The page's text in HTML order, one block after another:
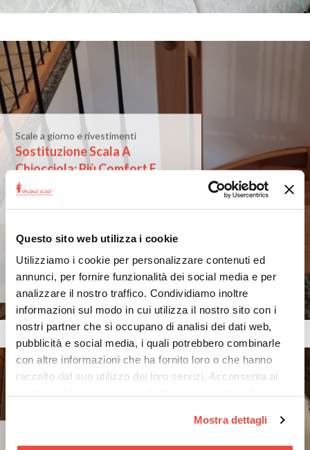
Questo sito web utilizza i cookie
Utilizziamo i cookie per personalizzare contenuti ed
annunci, per fornire funzionalità dei social media e per
analizzare il nostro traffico. Condividiamo inoltre
informazioni sul modo in cui utilizza il nostro sito con i
nostri partner che si occupano di analisi dei dati web,
pubblicità e social media, i quali potrebbero combinarle
con altre informazioni che ha fornito loro o che hanno
raccolto dal suo utilizzo dei loro servizi. Acconsenta ai
Mostra dettagli
Scale a giorno e rivestimenti
Sostituzione Scala A
Chiocciola: Più Comfort E
Spazio Con Una Scala A
spesso la scelta ricade sulla scala a
chiocciola per esigenze di spazio.
Tuttavia, questa soluzione non sem...
Sabato 12 Luglio 2025
Scale a chiocciola